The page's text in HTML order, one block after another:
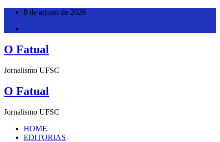
Pular
8 de agosto de 2026
O Fatual
Jornalismo UFSC
O Fatual
Jornalismo UFSC
HOME
EDITORIAS